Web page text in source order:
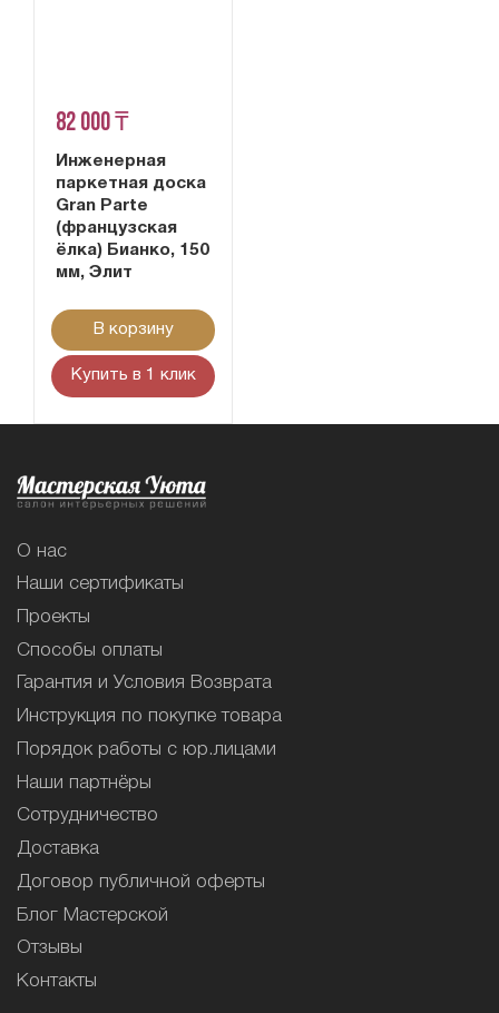
82 000 ₸
Инженерная
паркетная доска
Gran Parte
(французская
ёлка) Бианко, 150
мм, Элит
В корзину
Купить в 1 клик
О нас
Наши сертификаты
Проекты
Способы оплаты
Гарантия и Условия Возврата
Инструкция по покупке товара
Порядок работы с юр.лицами
Наши партнёры
Сотрудничество
Доставка
Договор публичной оферты
Блог Мастерской
Отзывы
Контакты